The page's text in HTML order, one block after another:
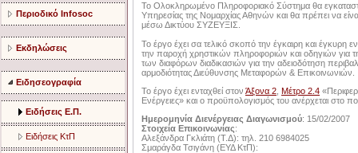
Περιοδικό Infosoc
Εκδηλώσεις
Ειδησεογραφία
Ειδήσεις Ε.Π.
Ειδήσεις ΚτΠ
Το Ολοκληρωμένο Πληροφοριακό Σύστημα θα
Υπηρεσίας της Νομαρχίας Αθηνών και θα πρέπει να
μέσω Δικτύου ΣΥΖΕΥΞΙΣ.
Το έργο έχει σα τελικό σκοπό την έγκαιρη και
την παροχή χρηστικών πληροφοριών και οδηγιών για
των διαφόρων διαδικασιών για την αδειοδότηση
αρμοδιότητας Διεύθυνσης Μεταφορών & Επικοινωνιών.
Το έργο έχει ενταχθεί στον Άξονα 2 Μέτρο 2.4
Ενέργειες» και ο προϋπολογισμός του ανέρχεται
Ημερομηνία Διενέργειας Διαγωνισμού: 15/02/2007
Στοιχεία Επικοινωνίας:
Αλεξάνδρα Γκλιάτη (Τ.Δ): τηλ. 210 6984025
Σμαράγδα Τσιγάνη (ΕΥΔ ΚτΠ):